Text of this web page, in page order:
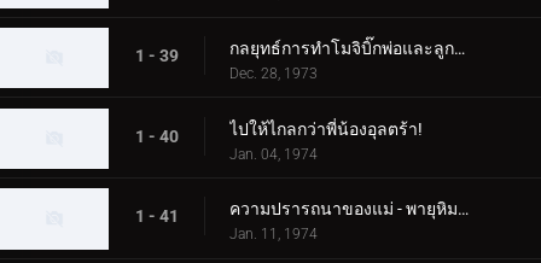
1 - 39 กลยุทธ์การทำโมจิบิ๊กพ่อและลูกอุลตร้า
Dec. 28, 1973
1 - 40 ไปให้ไกลกว่าพี่น้องอุลตร้า!
Jan. 04, 1974
1 - 41 ความปรารถนาของแม่ - พายุหิมะเชอร์รี่กลางฤดูหนาว
Jan. 11, 1974